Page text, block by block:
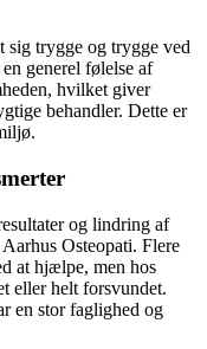
sig trygge og trygge ved
generel følelse af
hvilket giver
behandler. Dette er
og lindring af
Osteopati. Flere
at hjælpe, men hos
eller helt forsvundet.
en stor faglighed og